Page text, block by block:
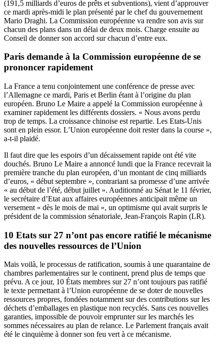
(191,5 milliards d’euros de prêts et subventions), vient d’approuver
ce mardi après-midi le plan présenté par le chef du gouvernement
Mario Draghi. La Commission européenne va rendre son avis sur
chacun des plans dans un délai de deux mois. Charge ensuite au
Conseil de donner son accord sur chacun d’entre eux.
Paris demande à la Commission européenne de se
prononcer rapidement
La France a tenu conjointement une conférence de presse avec
l’Allemagne ce mardi, Paris et Berlin étant à l’origine du plan
européen. Bruno Le Maire a appelé la Commission européenne à
examiner rapidement les différents dossiers. « Nous avons perdu
trop de temps. La croissance chinoise est repartie. Les Etats-Unis
sont en plein essor. L’Union européenne doit rester dans la course »,
a-t-il plaidé.
Il faut dire que les espoirs d’un décaissement rapide ont été vite
douchés. Bruno Le Maire a annoncé lundi que la France recevrait la
première tranche du plan européen, d’un montant de cinq milliards
d’euros, « début septembre », contrariant sa promesse d’une arrivée
« au début de l’été, début juillet ». Auditionné au Sénat le 11 février,
le secrétaire d’Etat aux affaires européennes anticipait même un
versement « dès le mois de mai », un optimisme qui avait surpris le
président de la commission sénatoriale, Jean-François Rapin (LR).
10 Etats sur 27 n’ont pas encore ratifié le mécanisme
des nouvelles ressources de l’Union
Mais voilà, le processus de ratification, soumis à une quarantaine de
chambres parlementaires sur le continent, prend plus de temps que
prévu. A ce jour, 10 États membres sur 27 n’ont toujours pas ratifié
le texte permettant à l’Union européenne de se doter de nouvelles
ressources propres, fondées notamment sur des contributions sur les
déchets d’emballages en plastique non recyclés. Sans ces nouvelles
garanties, impossible de pouvoir emprunter sur les marchés les
sommes nécessaires au plan de relance. Le Parlement français avait
été le cinquième à donner son feu vertà ce mécanisme.